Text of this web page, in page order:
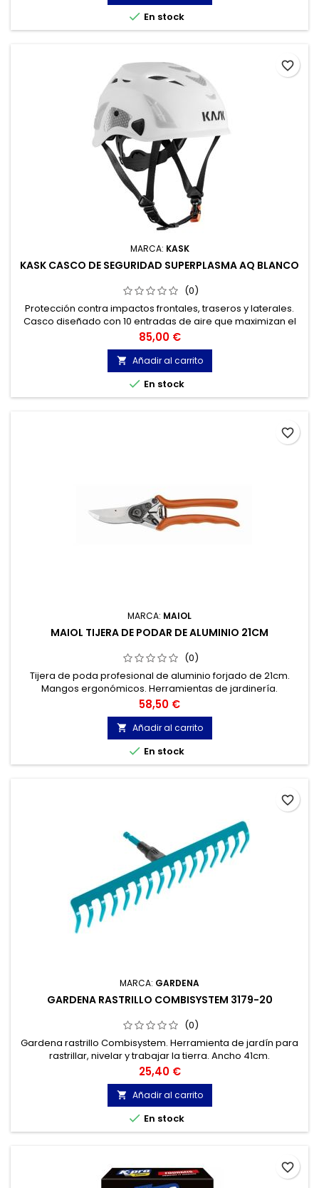
 En stock
MARCA: KASK
KASK CASCO DE SEGURIDAD SUPERPLASMA AQ BLANCO
(0)
Protección contra impactos frontales, traseros y laterales.
Casco diseñado con 10 entradas de aire que maximizan el
flujo de aire interno a través de los canales de salida
proporcionando una excelente transpiración del casco.
Precio
85,00 €
 Añadir al carrito
 En stock
favorite_border
MARCA: MAIOL
MAIOL TIJERA DE PODAR DE ALUMINIO 21CM
(0)
Tijera de poda profesional de aluminio forjado de 21cm.
Mangos ergonómicos. Herramientas de jardinería.
Precio
58,50 €
 Añadir al carrito
 En stock
favorite_border
MARCA: GARDENA
GARDENA RASTRILLO COMBISYSTEM 3179-20
(0)
Gardena rastrillo Combisystem. Herramienta de jardín para
rastrillar, nivelar y trabajar la tierra. Ancho 41cm.
Precio
25,40 €
 Añadir al carrito
 En stock
favorite_border
favorite_border